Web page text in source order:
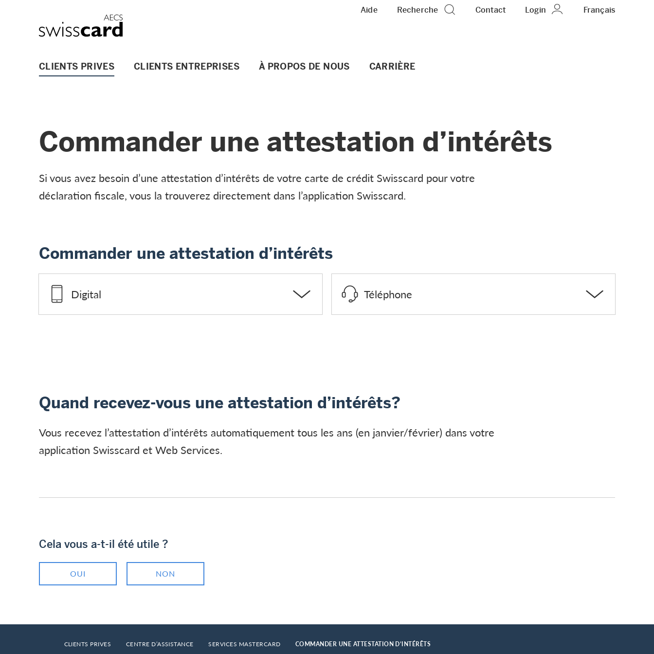
Aide Recherche Contact Login FR
Français
Navigation principale
CLIENTS PRIVES CLIENTS ENTREPRISES À PROPOS DE NOUS CARRIÈRE
Commander une attestation d’intérêts
Si vous avez besoin d’une attestation d’intérêts de votre carte de crédit Swisscard pour votre
déclaration fiscale, vous la trouverez directement dans l’application Swisscard.
Commander une attestation d’intérêts
Digital Téléphone
Quand recevez-vous une attestation d’intérêts?
Vous recevez l’attestation d’intérêts automatiquement tous les ans (en janvier/février) dans votre
application Swisscard et Web Services.
Cela vous a-t-il été utile ?
OUI NON
Footer
CLIENTS PRIVES CENTRE D’ASSISTANCE SERVICES MASTERCARD COMMANDER UNE ATTESTATION D’INTÉRÊTS